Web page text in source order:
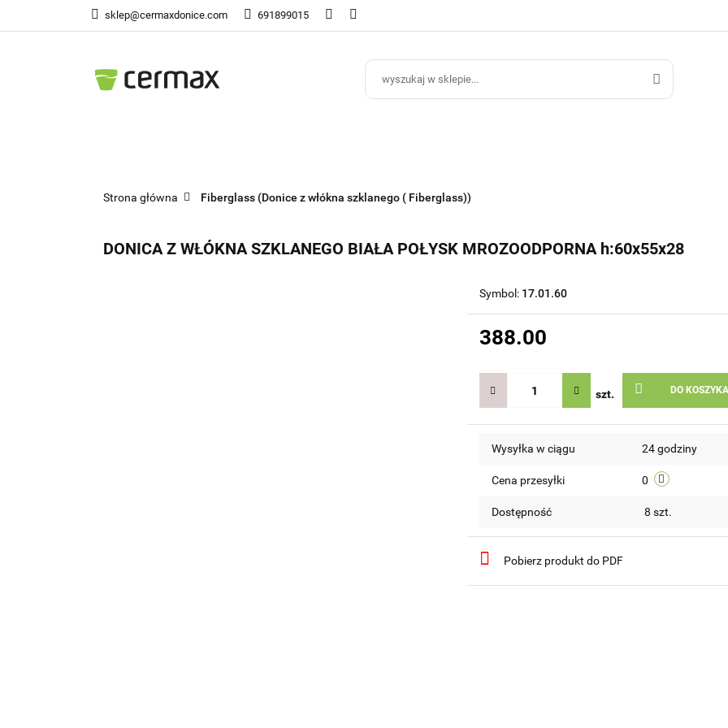
sklep@cermaxdonice.com 691899015 Donice Ogrodowe
Strona główna Fiberglass (Donice z włókna szklanego ( Fiberglass))
DONICA Z WŁÓKNA SZKLANEGO BIAŁA POŁYSK MROZOODPORNA h:60x55x28
Symbol: 17.01.60
388.00
szt. DO KOSZYKA
Wysyłka w ciągu 24 godziny
Cena przesyłki 0
Dostępność 8 szt.
Pobierz produkt do PDF